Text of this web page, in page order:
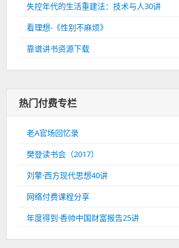
失控年代的生活重建法：技术与人30讲
看理想-《性别不麻烦》
靠谱讲书资源下载
热门付费专栏
老A官场回忆录
樊登读书会（2017）
刘擎·西方现代思想40讲
网络付费课程分享
年度得到·香帅中国财富报告25讲